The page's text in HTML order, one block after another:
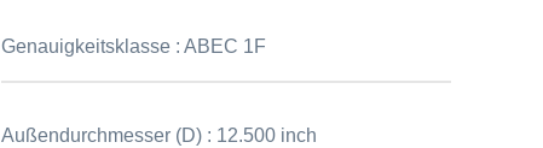
Genauigkeitsklasse :ABEC 1F
Außendurchmesser (D) : 12.500 inch